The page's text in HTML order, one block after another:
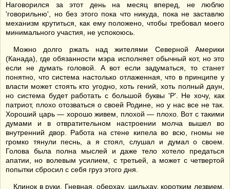
Наговорился за этот день на месяц вперед, не люблю
'говорильню', но без этого пока что никуда, пока не заставлю
механизм крутиться, как ему положено, чтобы требовал моего
минимального участия, не успокоюсь.
Можно долго ржать над жителями Северной Америки
(Канада), где обязанности мэра исполняет обычный кот, но это
если не думать головой. А вот если задуматься, то станет
понятно, что система настолько отлаженная, что в принципе у
власти может стоять кто угодно, хоть гений, хоть полный даун,
но система будет работать с большой буквы 'Р'. Не хочу, как
патриот, плохо отозваться о своей Родине, но у нас все не так.
Хороший царь — хорошо живем, плохой — плохо. Вот с такими
думами и в отвратительном настроении молча вышел во
внутренний двор. Работа на стене кипела во всю, гномы не
громко тянули песнь, а я стоял, слушал и думал о своем.
Голова была полна мыслей и даже тело хотело предаться
апатии, но волевым усилием, с третьей, а может с четвертой
попытки сбросил с себя груз этого дня.
Клинок в руки, Гневная, оберхау, шильхау, коротким лезвием,